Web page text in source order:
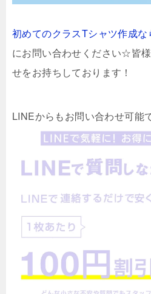
初めてのクラスTシャツ作成
にお問い合わせください☆皆
せをお持ちしております！
LINEからもお問い合わせ可能で